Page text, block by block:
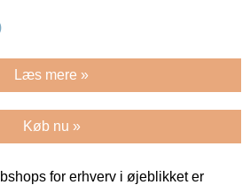
Læs mere »
Køb nu »
for erhverv i øjeblikket er